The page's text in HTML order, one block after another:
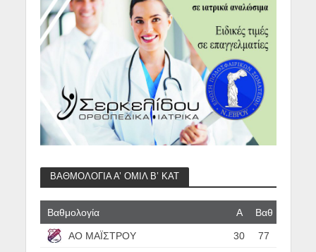
ΒΑΘΜΟΛΟΓΙΑ Α’ ΟΜΙΛ Β’ ΚΑΤ
Βαθμολογία Α Βαθ
ΑΟ ΜΑΪΣΤΡΟΥ 30 77